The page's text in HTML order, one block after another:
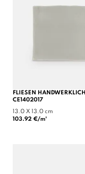
FLIESEN HANDWERKLICH
CE1402017
13.0 X 13.0 cm
103.92 €/m²